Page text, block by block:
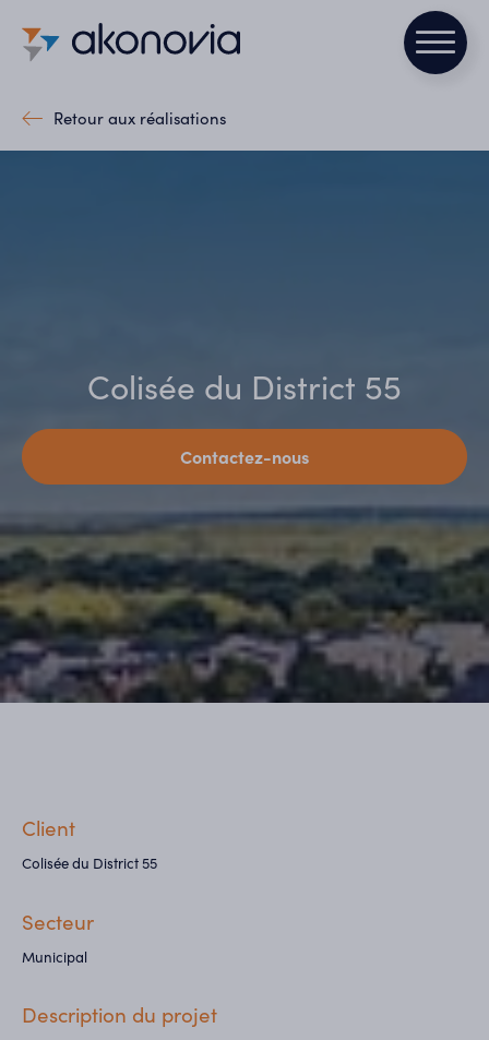
Retour aux réalisations
Colisée du District 55
Contactez-nous
Client
Colisée du District 55
Secteur
Municipal
Description du projet